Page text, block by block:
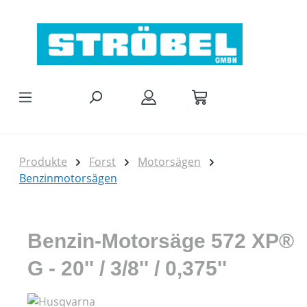
Produkte Forst
Motorsägen
Benzinmotorsägen
Benzin-Motorsäge 572 XP®
G - 20'' / 3/8'' / 0,375''